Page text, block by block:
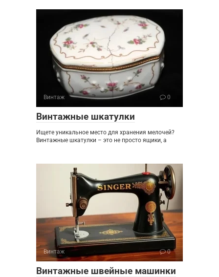
Винтаж 0
Винтажные шкатулки
Ищете уникальное место для хранения мелочей?
Винтажные шкатулки – это не просто ящики, а
Винтаж 0
Винтажные швейные машинки